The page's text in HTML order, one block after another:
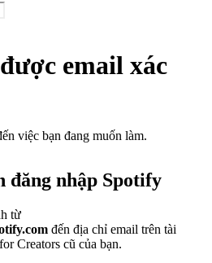
email xác
việc bạn đang muốn làm.
đăng nhập Spotify
từ
đến địa chỉ email trên tài
Creators cũ của bạn.